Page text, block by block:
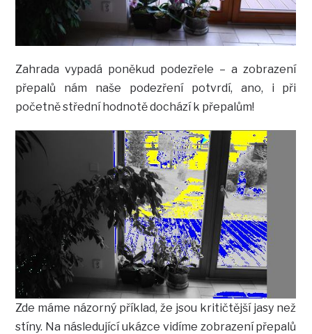
Zahrada vypadá poněkud podezřele – a zobrazení
přepalů nám naše podezření potvrdí, ano, i při
početně střední hodnotě dochází k přepalům!
Zde máme názorný příklad, že jsou kritičtější jasy než
stíny. Na následující ukázce vidíme zobrazení přepalů